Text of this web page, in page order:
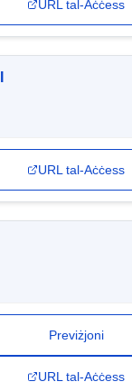
URL tal-Aċċess
URL tal-Aċċess
Previżjoni
URL tal-Aċċess